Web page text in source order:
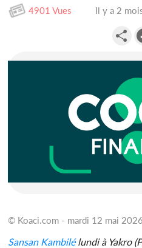
4901 Vues Il y a 2
© Koaci.com - mardi 12 mai
Sansan Kambilélundi à Yakro